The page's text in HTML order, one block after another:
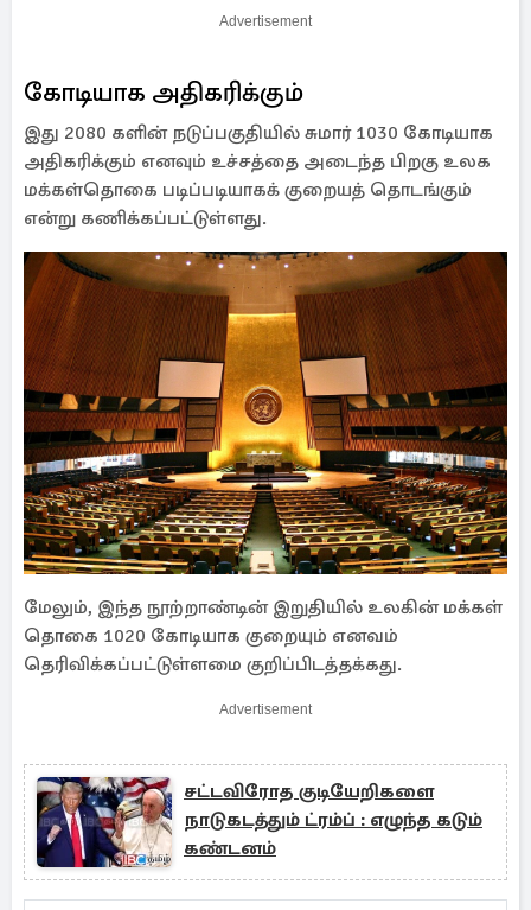
Advertisement
கோடியாக அதிகரிக்கும்
இது 2080 களின் நடுப்பகுதியில் சுமார் 1030 கோடியாக
அதிகரிக்கும் எனவும் உச்சத்தை அடைந்த பிறகு உலக
மக்கள்தொகை படிப்படியாகக் குறையத் தொடங்கும்
என்று கணிக்கப்பட்டுள்ளது.
மேலும், இந்த நூற்றாண்டின் இறுதியில் உலகின் மக்கள்
தொகை 1020 கோடியாக குறையும் எனவம்
தெரிவிக்கப்பட்டுள்ளமை குறிப்பிடத்தக்கது.
Advertisement
சட்டவிரோத குடியேறிகளை
நாடுகடத்தும் ட்ரம்ப் : எழுந்த கடும்
கண்டனம்